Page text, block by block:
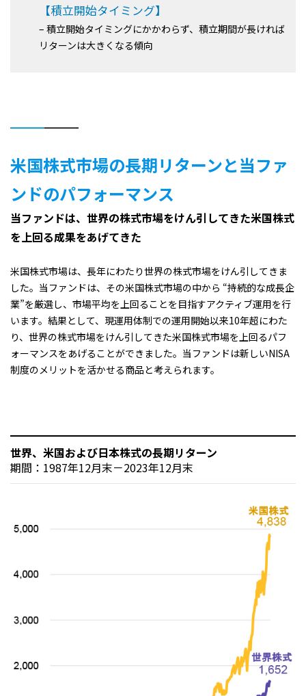
【積立開始タイミング】
– 積立開始タイミングにかかわらず、積立期間が長ければ
リターンは大きくなる傾向
米国株式市場の長期リターンと当ファ
ンドのパフォーマンス
当ファンドは、世界の株式市場をけん引してきた米国株式
を上回る成果をあげてきた
米国株式市場は、長年にわたり世界の株式市場をけん引してきま
した。当ファンドは、その米国株式市場の中から “持続的な成長企
業”を厳選し、市場平均を上回ることを目指すアクティブ運用を行
います。結果として、現運用体制での運用開始以来10年超にわた
り、世界の株式市場をけん引してきた米国株式市場を上回るパフ
ォーマンスをあげることができました。当ファンドは新しいNISA
制度のメリットを活かせる商品と考えられます。
世界、米国および日本株式の長期リターン
期間：1987年12月末－2023年12月末